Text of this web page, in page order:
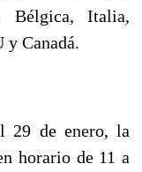
Bélgica, Italia,
y Canadá.
29 de enero, la
horario de 11 a